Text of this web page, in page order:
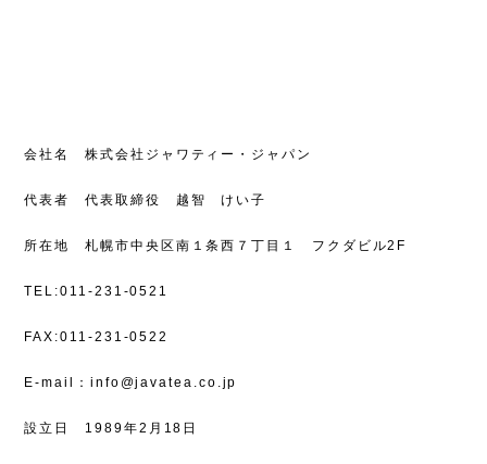
会社名 株式会社ジャワティー・ジャパン
代表者 代表取締役 越智 けい子
所在地 札幌市中央区南１条西７丁目１ フクダビル2F
TEL:011-231-0521
FAX:011-231-0522
E-mail： info@javatea.co.jp
設立日 1989年2月18日